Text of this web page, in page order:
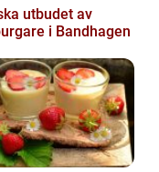
utbudet av
i Bandhagen